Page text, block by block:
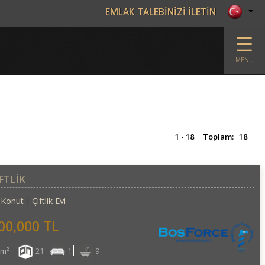
EMLAK TALEBİNİZİ İLETİN
☰
MENU
1 - 18 Toplam: 18
Konut Çiftlik Evi
TL
21 1 9